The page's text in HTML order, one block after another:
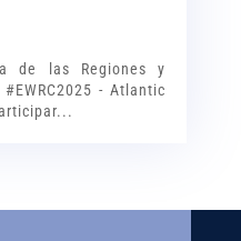
de las Regiones y
- Atlantic